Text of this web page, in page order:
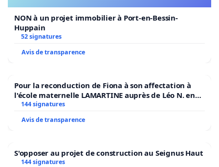
NON à un projet immobilier à Port-en-Bessin-
Huppain
52 signatures
Avis de transparence
Pour la reconduction de Fiona à son affectation à
l'école maternelle LAMARTINE auprès de Léo N. en
2026/2027
144 signatures
Avis de transparence
S'opposer au projet de construction au Seignus Haut
144 signatures